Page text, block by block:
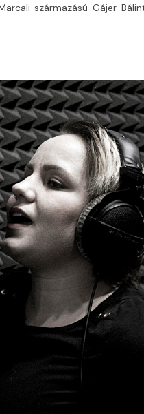
származású Gájer